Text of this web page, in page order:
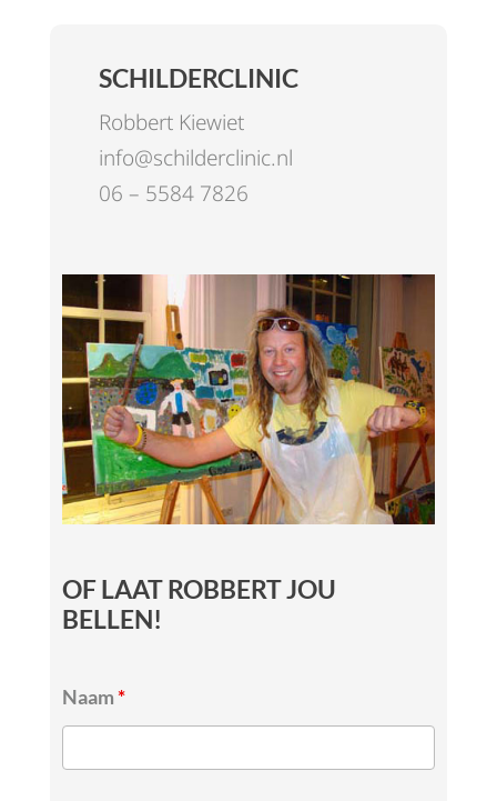
SCHILDERCLINIC
Robbert Kiewiet
info@schilderclinic.nl
06 – 5584 7826
OF LAAT ROBBERT JOU
BELLEN!
Naam*